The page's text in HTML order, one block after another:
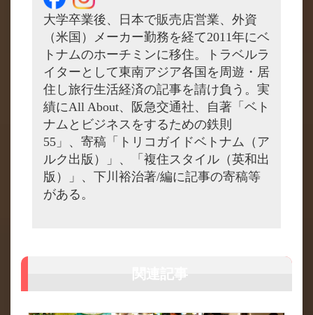
大学卒業後、日本で販売店営業、外資
（米国）メーカー勤務を経て2011年にベ
トナムのホーチミンに移住。トラベルラ
イターとして東南アジア各国を周遊・居
住し旅行生活経済の記事を請け負う。実
績にAll About、阪急交通社、自著「ベト
ナムとビジネスをするための鉄則
55」、寄稿「トリコガイドベトナム（ア
ルク出版）」、「複住スタイル（英和出
版）」、下川裕治著/編に記事の寄稿等
がある。
関連記事